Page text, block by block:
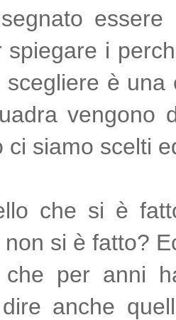
spiegare i
scegliere è
vengono
ci siamo scelti
che si è
si è fatto?
per anni
anche